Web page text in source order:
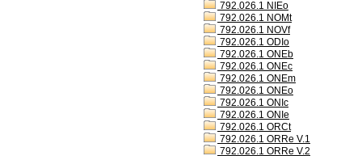
792.026.1 NIEo
792.026.1 NOMt
792.026.1 NOVf
792.026.1 ODIo
792.026.1 ONEb
792.026.1 ONEc
792.026.1 ONEm
792.026.1 ONEo
792.026.1 ONIc
792.026.1 ONIe
792.026.1 ORCt
792.026.1 ORRe V.1
792.026.1 ORRe V.2